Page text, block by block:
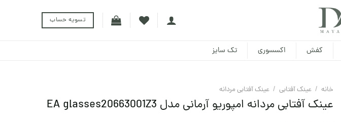
تسویه حساب
کفش اکسسوری تک سایز
خانه / عینک آفتابی / عینک آفتابی مردانه
عینک آفتابی مردانه امپوریو آرمانی مدل EA glasses20663001Z3